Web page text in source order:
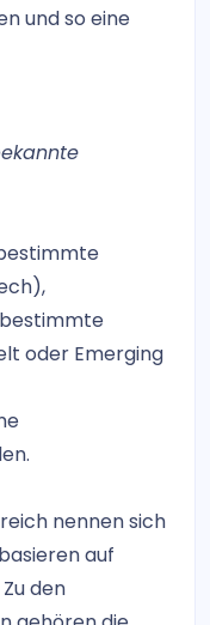
und so eine
oder Emerging
nennen sich
auf
den